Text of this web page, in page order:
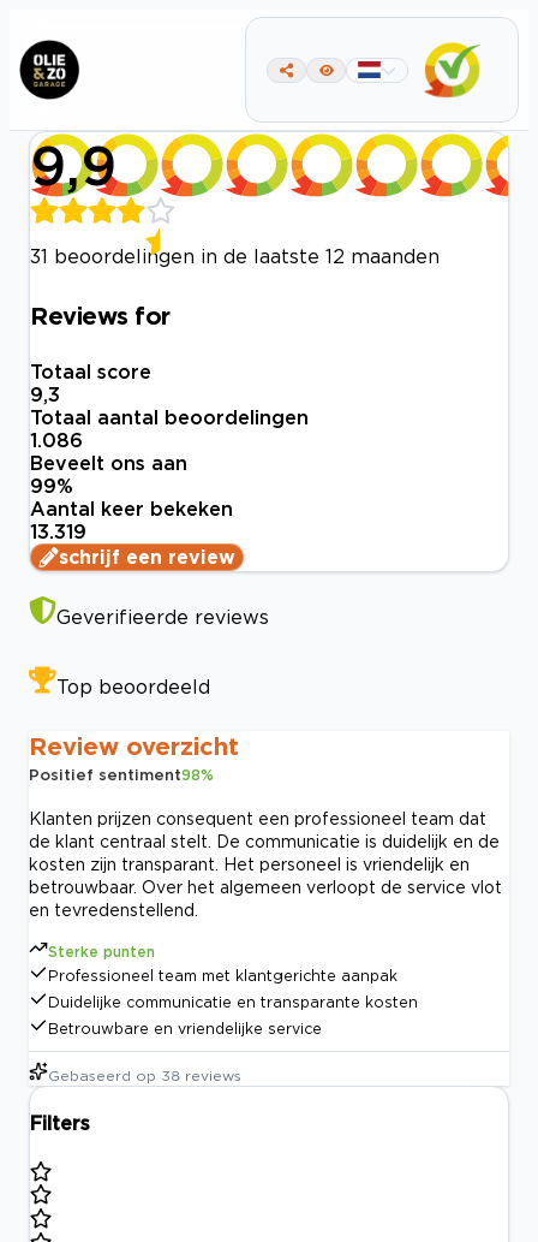
9,9
31 beoordelingen in de laatste 12 maanden
Reviews for
Totaal score
9,3
Totaal aantal beoordelingen
1.086
Beveelt ons aan
99%
Aantal keer bekeken
13.319
schrijf een review
Geverifieerde reviews
Top beoordeeld
Review overzicht
Positief sentiment98%
Klanten prijzen consequent een professioneel team dat
de klant centraal stelt. De communicatie is duidelijk en de
kosten zijn transparant. Het personeel is vriendelijk en
betrouwbaar. Over het algemeen verloopt de service vlot
en tevredenstellend.
Sterke punten
Professioneel team met klantgerichte aanpak
Duidelijke communicatie en transparante kosten
Betrouwbare en vriendelijke service
Gebaseerd op 38 reviews
Filters